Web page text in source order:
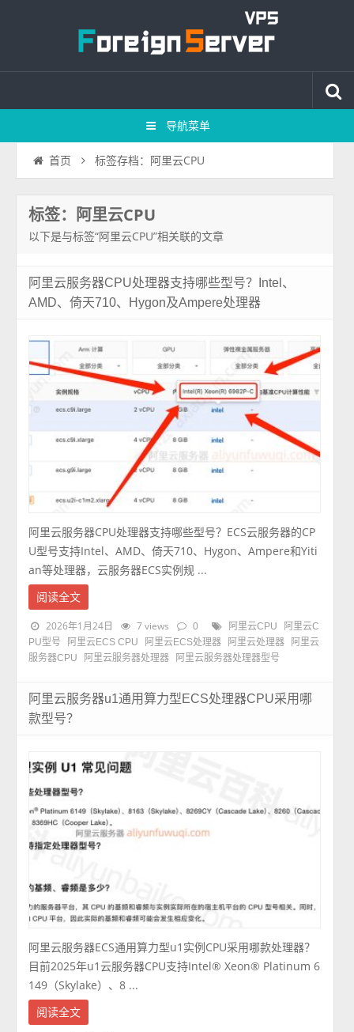
导航菜单
首页 标签存档：阿里云CPU
标签：阿里云CPU
以下是与标签“阿里云CPU”相关联的文章
阿里云服务器CPU处理器支持哪些型号？Intel、
AMD、倚天710、Hygon及Ampere处理器
阿里云服务器CPU处理器支持哪些型号？ECS云服务器的CP
U型号支持Intel、AMD、倚天710、Hygon、Ampere和Yiti
an等处理器，云服务器ECS实例规 ...
阅读全文
2026年1月24日 7 views 0 阿里云CPU
阿里云C
PU型号
阿里云ECS CPU 阿里云ECS处理器 阿里云处理器
阿里云
服务器CPU
阿里云服务器处理器 阿里云服务器处理器型号
阿里云服务器u1通用算力型ECS处理器CPU采用哪
款型号？
阿里云服务器ECS通用算力型u1实例CPU采用哪款处理器？
目前2025年u1云服务器CPU支持Intel® Xeon® Platinum 6
149（Skylake）、8 ...
阅读全文